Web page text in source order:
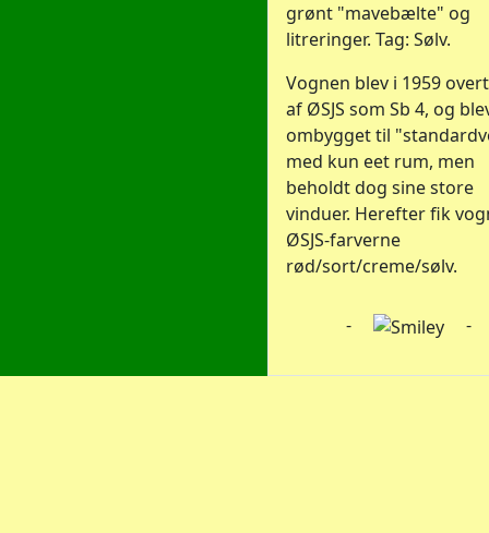
grønt "mavebælte" og
litreringer. Tag: Sølv.
Vognen blev i 1959
af ØSJS som Sb 4, og
ombygget til
med kun eet rum, men
beholdt dog sine store
vinduer. Herefter fik
ØSJS-farverne
rød/sort/creme/sølv.
- -